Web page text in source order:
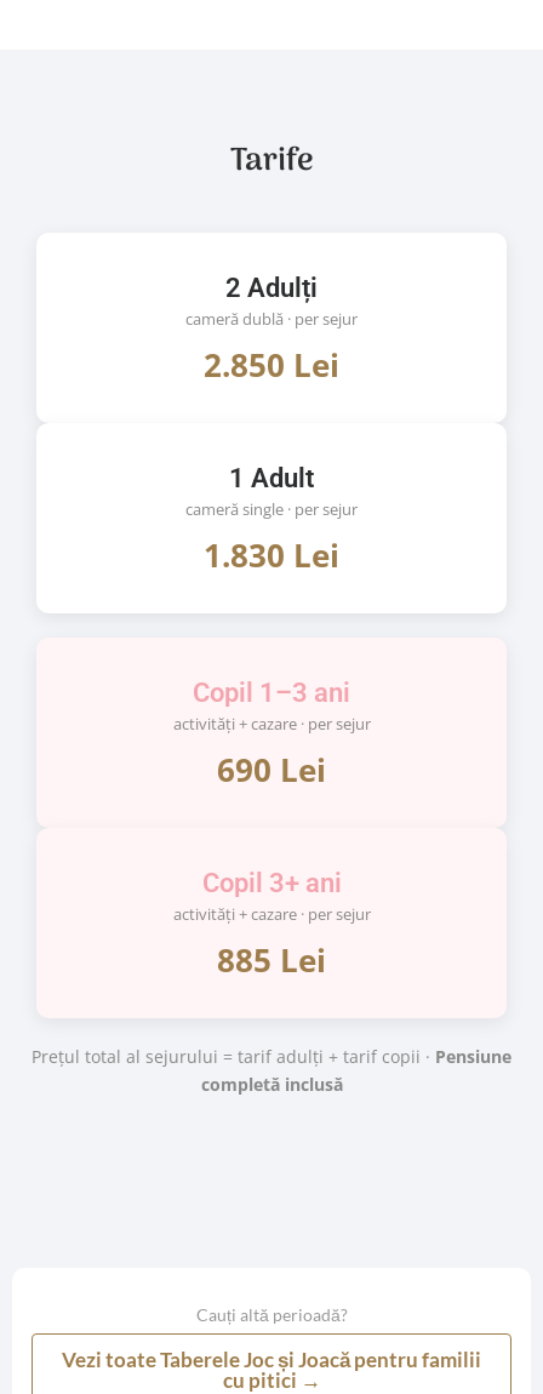
Tarife
2 Adulți
cameră dublă · per sejur
2.850 Lei
1 Adult
cameră single · per sejur
1.830 Lei
Copil 1–3 ani
activități + cazare · per sejur
690 Lei
Copil 3+ ani
activități + cazare · per sejur
885 Lei
Prețul total al sejurului = tarif adulți + tarif copii · Pensiune
completă inclusă
Cauți altă perioadă?
Vezi toate Taberele Joc și Joacă pentru familii
cu pitici →